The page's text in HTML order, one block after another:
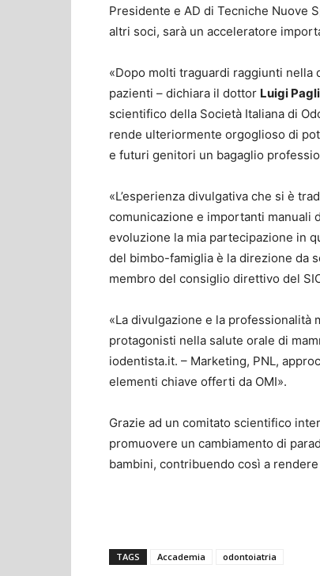
Presidente e AD di Tecniche Nuove
altri soci, sarà un acceleratore
«Dopo molti traguardi raggiunti
pazienti – dichiara il dottor Luigi
scientifico della Società Italiana di
rende ulteriormente orgoglioso di
e futuri genitori un bagaglio
«L’esperienza divulgativa che si è
comunicazione e importanti manuali
evoluzione la mia partecipazione in
del bimbo-famiglia è la direzione da
membro del consiglio direttivo del
«La divulgazione e la
protagonisti nella salute orale di
iodentista.it. – Marketing, PNL,
elementi chiave offerti da OMI».
Grazie ad un comitato scientifico
promuovere un cambiamento di
bambini, contribuendo così a
TAGS Accademia odontoiatria